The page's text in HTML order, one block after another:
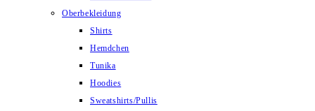
Oberbekleidung
Shirts
Hemdchen
Tunika
Hoodies
Sweatshirts/Pullis